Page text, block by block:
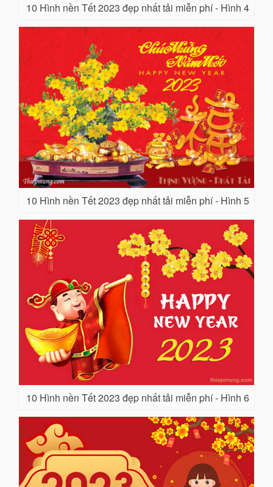
10 Hình nền Tết 2023 đẹp nhất tải miễn phí - Hình 4
10 Hình nền Tết 2023 đẹp nhất tải miễn phí - Hình 5
10 Hình nền Tết 2023 đẹp nhất tải miễn phí - Hình 6